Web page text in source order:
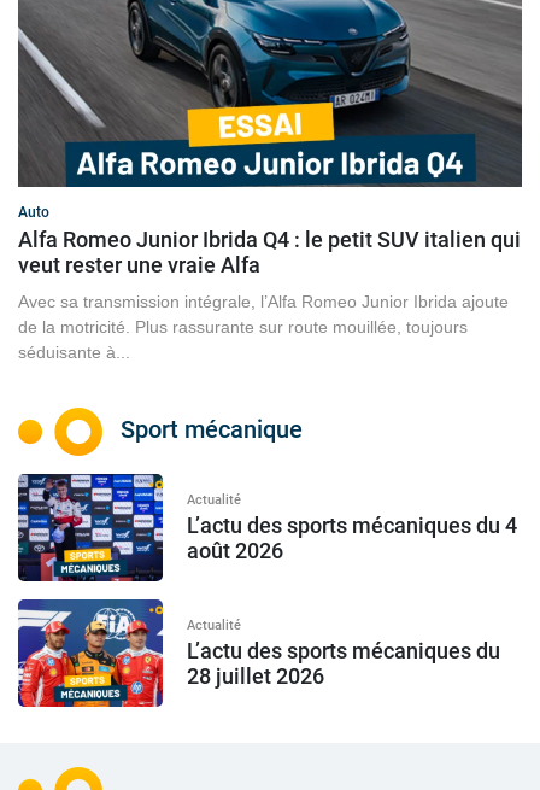
Auto
Alfa Romeo Junior Ibrida Q4 : le petit SUV italien qui
veut rester une vraie Alfa
Avec sa transmission intégrale, l’Alfa Romeo Junior Ibrida ajoute
de la motricité. Plus rassurante sur route mouillée, toujours
séduisante à...
Sport mécanique
Actualité
L’actu des sports mécaniques du 4
août 2026
Actualité
L’actu des sports mécaniques du
28 juillet 2026